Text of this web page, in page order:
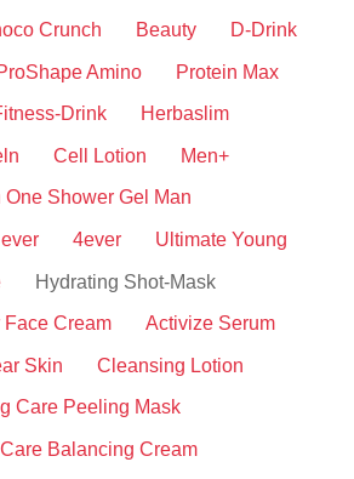
Crunch Beauty D-Drink
Amino Protein Max
Drink Herbaslim
Cell Lotion Men+
One Shower Gel Man
4ever Ultimate Young
Hydrating Shot-Mask
Cream Activize Serum
Skin Cleansing Lotion
Care Peeling Mask
Balancing Cream